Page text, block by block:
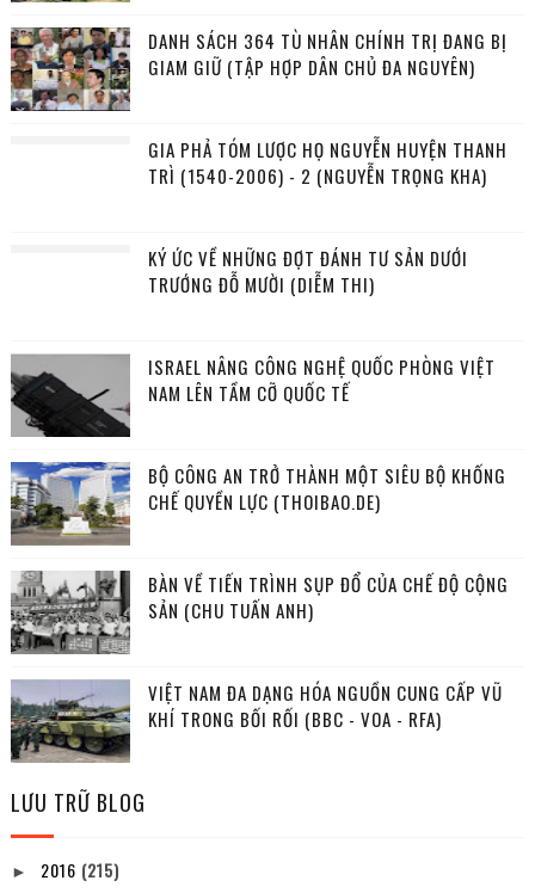
DANH SÁCH 364 TÙ NHÂN CHÍNH TRỊ ĐANG BỊ
GIAM GIỮ (TẬP HỢP DÂN CHỦ ĐA NGUYÊN)
GIA PHẢ TÓM LƯỢC HỌ NGUYỄN HUYỆN THANH
TRÌ (1540-2006) - 2 (NGUYỄN TRỌNG KHA)
KÝ ỨC VỀ NHỮNG ĐỢT ĐÁNH TƯ SẢN DƯỚI
TRƯỚNG ĐỖ MƯỜI (DIỄM THI)
ISRAEL NÂNG CÔNG NGHỆ QUỐC PHÒNG VIỆT
NAM LÊN TẦM CỠ QUỐC TẾ
BỘ CÔNG AN TRỞ THÀNH MỘT SIÊU BỘ KHỐNG
CHẾ QUYỀN LỰC (THOIBAO.DE)
BÀN VỀ TIẾN TRÌNH SỤP ĐỔ CỦA CHẾ ĐỘ CỘNG
SẢN (CHU TUẤN ANH)
VIỆT NAM ĐA DẠNG HÓA NGUỒN CUNG CẤP VŨ
KHÍ TRONG BỐI RỐI (BBC - VOA - RFA)
LƯU TRỮ BLOG
► 2016 (215)